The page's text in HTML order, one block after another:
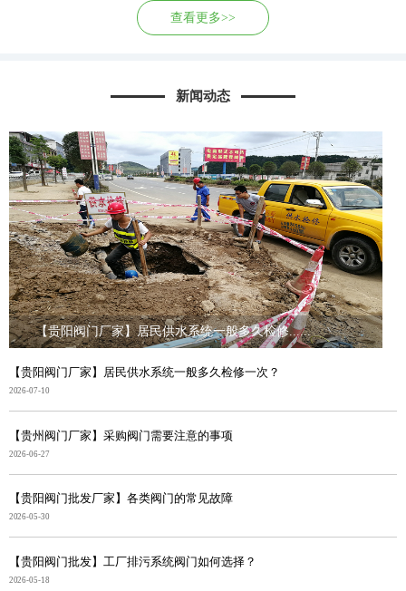
查看更多>>
新闻动态
【贵阳阀门厂家】居民供水系统一般多久检修......
【贵阳阀门厂家】居民供水系统一般多久检修一次？
2026-07-10
【贵州阀门厂家】采购阀门需要注意的事项
2026-06-27
【贵阳阀门批发厂家】各类阀门的常见故障
2026-05-30
【贵阳阀门批发】工厂排污系统阀门如何选择？
2026-05-18